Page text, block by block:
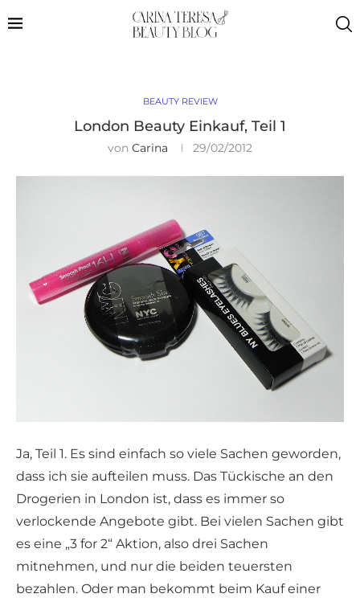
BEAUTY REVIEW
London Beauty Einkauf, Teil 1
von Carina 29/02/2012
Ja, Teil 1. Es sind einfach so viele Sachen geworden,
dass ich sie aufteilen muss. Das Tückische an den
Drogerien in London ist, dass es immer so
verlockende Angebote gibt. Bei vielen Sachen gibt
es eine „3 for 2“ Aktion, also drei Sachen
mitnehmen, und nur die beiden teuersten
bezahlen. Oder man bekommt beim Kauf einer